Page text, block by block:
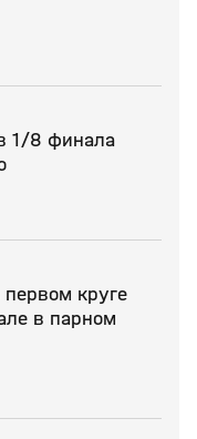
1/8 финала
круге
в парном